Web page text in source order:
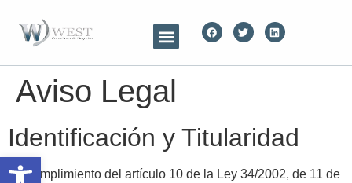
Open toolbar
Aviso Legal
Identificación y Titularidad
En cumplimiento del artículo 10 de la Ley 34/2002, de 11 de